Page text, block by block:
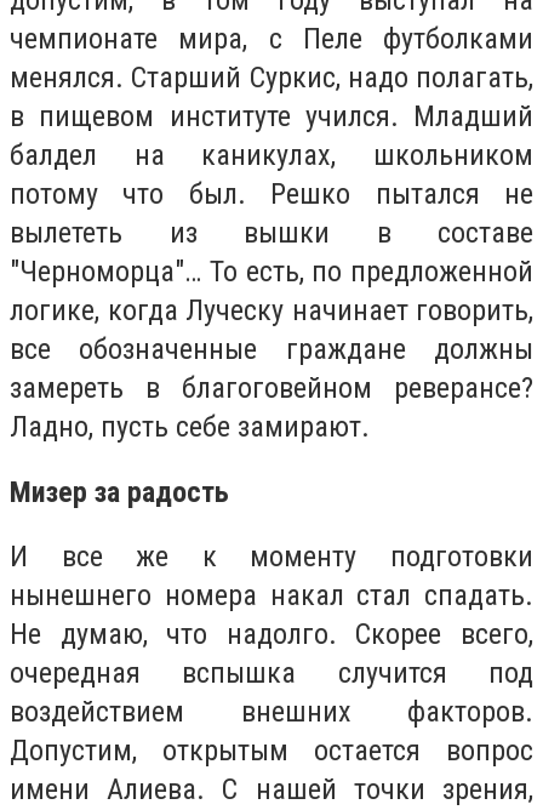
чемпионате мира, с Пеле футболками
менялся. Старший Суркис, надо полагать,
в пищевом институте учился. Младший
балдел на каникулах, школьником
потому что был. Решко пытался не
вылететь из вышки в составе
"Черноморца"… То есть, по предложенной
логике, когда Луческу начинает говорить,
все обозначенные граждане должны
замереть в благоговейном реверансе?
Ладно, пусть себе замирают.
Мизер за радость
И все же к моменту подготовки
нынешнего номера накал стал спадать.
Не думаю, что надолго. Скорее всего,
очередная вспышка случится под
воздействием внешних факторов.
Допустим, открытым остается вопрос
имени Алиева. С нашей точки зрения,